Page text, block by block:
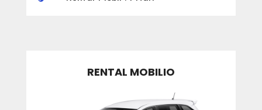
RENTAL MOBILIO